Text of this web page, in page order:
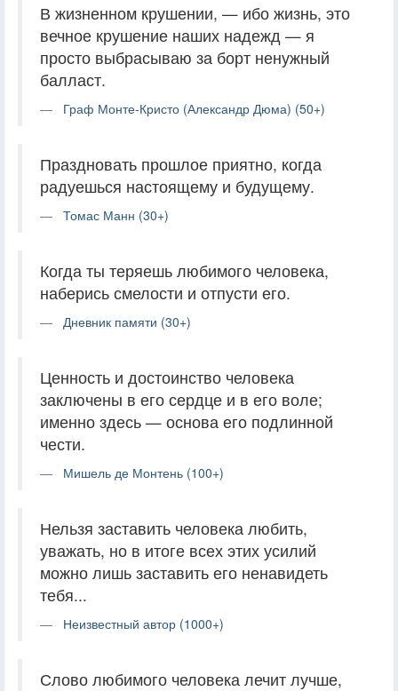
В жизненном крушении, — ибо жизнь, это
вечное крушение наших надежд — я
просто выбрасываю за борт ненужный
балласт.
Граф Монте-Кристо (Александр Дюма) (50+)
Праздновать прошлое приятно, когда
радуешься настоящему и будущему.
Томас Манн (30+)
Когда ты теряешь любимого человека,
наберись смелости и отпусти его.
Дневник памяти (30+)
Ценность и достоинство человека
заключены в его сердце и в его воле;
именно здесь — основа его подлинной
чести.
Мишель де Монтень (100+)
Нельзя заставить человека любить,
уважать, но в итоге всех этих усилий
можно лишь заставить его ненавидеть
тебя...
Неизвестный автор (1000+)
Слово любимого человека лечит лучше,